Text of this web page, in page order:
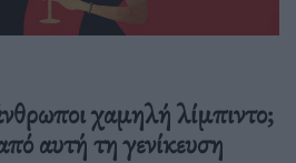
χαμηλή λίμπιντο;
αυτή τη γενίκευση